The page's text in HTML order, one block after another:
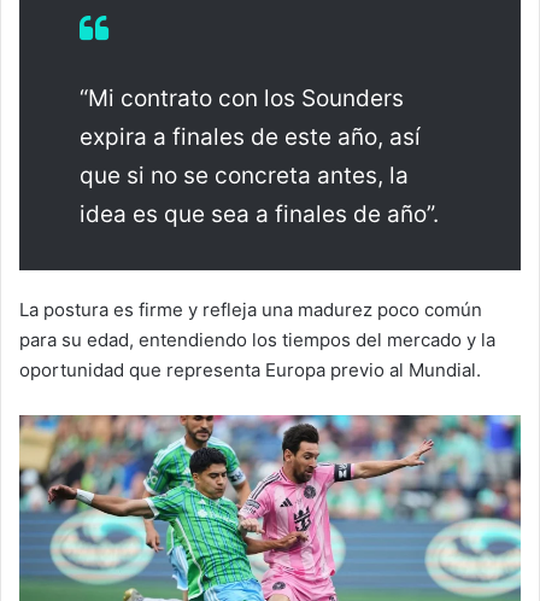
“Mi contrato con los Sounders
expira a finales de este año, así
que si no se concreta antes, la
idea es que sea a finales de año”.
La postura es firme y refleja una madurez poco común
para su edad, entendiendo los tiempos del mercado y la
oportunidad que representa Europa previo al Mundial.